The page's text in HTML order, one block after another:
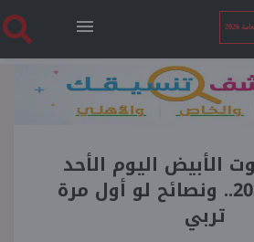
2026
الرئيسية
العامة 2026
أخبار ساخنة
الأبيض اليوم الأحد
20 يوليو 2025.. ونصائح لو أول مرة
تربي